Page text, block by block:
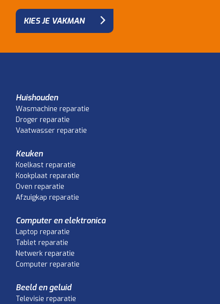
KIES JE VAKMAN
Huishouden
Wasmachine reparatie
Droger reparatie
Vaatwasser reparatie
Keuken
Koelkast reparatie
Kookplaat reparatie
Oven reparatie
Afzuigkap reparatie
Computer en elektronica
Laptop reparatie
Tablet reparatie
Netwerk reparatie
Computer reparatie
Beeld en geluid
Televisie reparatie